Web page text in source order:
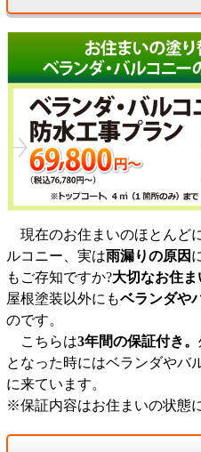
現在のお住まいのほとんど
ルコニー、実は雨漏りの原因
もご存知ですか?大切なお住
屋根塗装以外にもベランダや
のです。
こちらは3年間の保証付き。
となった時にはベランダやバ
に来ています。
※保証内容はお住まいの状態